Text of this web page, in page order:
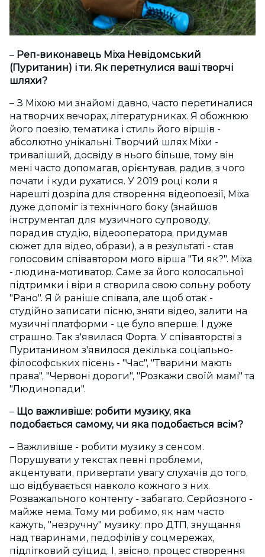
– Реп-виконавець Міха Невідомський
(Пуританин) і ти. Як перетнулися ваші творчі
шляхи?
– З Міхою ми знайомі давно, часто перетиналися
на творчих вечорах, літературниках. Я обожнюю
його поезію, тематика і стиль його віршів -
абсолютно унікальні. Творчий шлях Міхи -
триваліший, досвіду в нього більше, тому він
мені часто допомагав, орієнтував, радив, з чого
почати і куди рухатися. У 2019 році коли я
нарешті дозріла для створення відеопоезії, Міха
дуже допоміг із технічного боку (знайшов
інструментал для музичного супроводу,
порадив студію, відеооператора, придумав
сюжет для відео, образи), а в результаті - став
голосовим співавтором мого вірша "Ти як?". Міха
- людина-мотиватор. Саме за його колосальної
підтримки і віри я створила свою сольну роботу
"Рано". Я й раніше співала, але щоб отак -
студійно записати пісню, зняти відео, залити на
музичні платформи - це було вперше. І дуже
страшно. Так з'явилася Форта. У співавторстві з
Пуританином з'явилося декілька соціально-
філософських пісень - "Час", "Тварини мають
права", "Червоні дороги", "Розкажи своїй мамі" та
"Людинопади".
– Що важливіше: робити музику, яка
подобається самому, чи яка подобається всім?
– Важливіше - робити музику з сенсом.
Порушувати у текстах певні проблеми,
акцентувати, привертати увагу слухачів до того,
що відбувається навколо кожного з них.
Розважального контенту - забагато. Серйозного -
майже нема. Тому ми робимо, як нам часто
кажуть, "незручну" музику: про ДТП, знущання
над тваринами, педофілів у соцмережах,
підлітковий суїцид. І, звісно, процес створення